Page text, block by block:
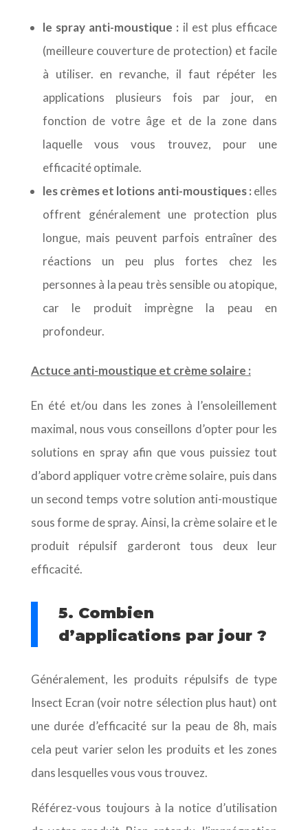
le spray anti-moustique : il est plus efficace
(meilleure couverture de protection) et facile
à utiliser. en revanche, il faut répéter les
applications plusieurs fois par jour, en
fonction de votre âge et de la zone dans
laquelle vous vous trouvez, pour une
efficacité optimale.
les crèmes et lotions anti-moustiques : elles
offrent généralement une protection plus
longue, mais peuvent parfois entraîner des
réactions un peu plus fortes chez les
personnes à la peau très sensible ou atopique,
car le produit imprègne la peau en
profondeur.
Actuce anti-moustique et crème solaire :
En été et/ou dans les zones à l’ensoleillement
maximal, nous vous conseillons d’opter pour les
solutions en spray afin que vous puissiez tout
d’abord appliquer votre crème solaire, puis dans
un second temps votre solution anti-moustique
sous forme de spray. Ainsi, la crème solaire et le
produit répulsif garderont tous deux leur
efficacité.
5. Combien
d’applications par jour ?
Généralement, les produits répulsifs de type
Insect Ecran (voir notre sélection plus haut) ont
une durée d’efficacité sur la peau de 8h, mais
cela peut varier selon les produits et les zones
dans lesquelles vous vous trouvez.
Référez-vous toujours à la notice d’utilisation